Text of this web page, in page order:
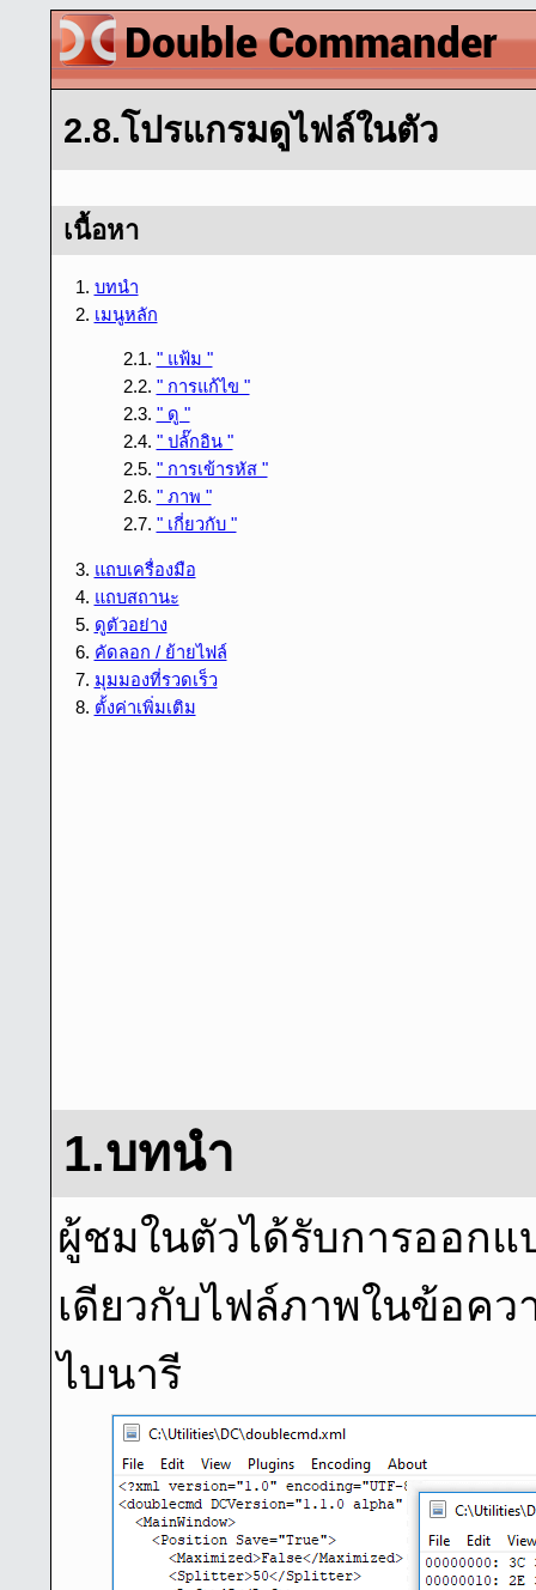
2.8.โปรแกรมดูไฟล์ในตัว
เนื้อหา
1. บทนํา
2. เมนูหลัก
2.1. " แฟ้ม "
2.2. " การแก้ไข "
2.3. " ดู "
2.4. " ปลั๊กอิน "
2.5. " การเข้ารหัส "
2.6. " ภาพ "
2.7. " เกี่ยวกับ "
3. แถบเครื่องมือ
4. แถบสถานะ
5. ดูตัวอย่าง
6. คัดลอก / ย้ายไฟล์
7. มุมมองที่รวดเร็ว
8. ตั้งค่าเพิ่มเติม
1.บทนํา
ผู้ชมในตัวได้รับการออก
เดียวกับไฟล์ภาพในข้อค
ไบนารี